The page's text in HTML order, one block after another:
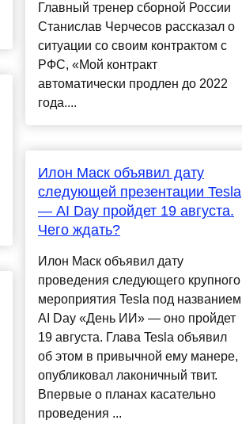
Главный тренер сборной России
Станислав Черчесов рассказал о
ситуации со своим контрактом с
РФС, «Мой контракт
автоматически продлен до 2022
года....
Илон Маск объявил дату
следующей презентации Tesla
— AI Day пройдет 19 августа.
Чего ждать?
Илон Маск объявил дату
проведения следующего крупного
мероприятия Tesla под названием
AI Day «День ИИ» — оно пройдет
19 августа. Глава Tesla объявил
об этом в привычной ему манере,
опубликовал лаконичный твит.
Впервые о планах касательно
проведения ...